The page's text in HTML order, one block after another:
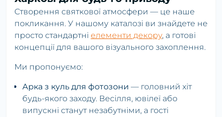
Створення святкової атмосфери — це наше
покликання. У нашому каталозі ви знайдете не
просто стандартні елементи декору, а готові
концепції для вашого візуального захоплення.
Ми пропонуємо:
Арка з куль для фотозони — головний хіт
будь-якого заходу. Весілля, ювілеї або
випускні станут незабутніми, а гості